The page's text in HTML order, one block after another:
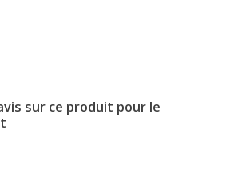
sur ce produit pour le